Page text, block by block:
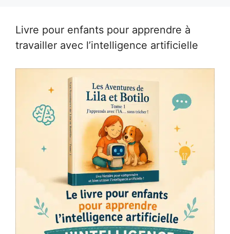
Livre pour enfants pour apprendre à
travailler avec l’intelligence artificielle